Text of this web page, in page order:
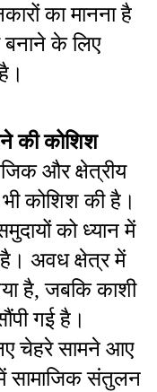
का मानना है
बनाने के लिए
की कोशिश
और क्षेत्रीय
कोशिश की है।
को ध्यान में
अवध क्षेत्र में
है, जबकि काशी
गई है।
चेहरे सामने आए
सामाजिक संतुलन